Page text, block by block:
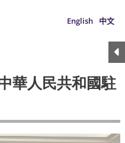
English 中文
華人民共和國駐